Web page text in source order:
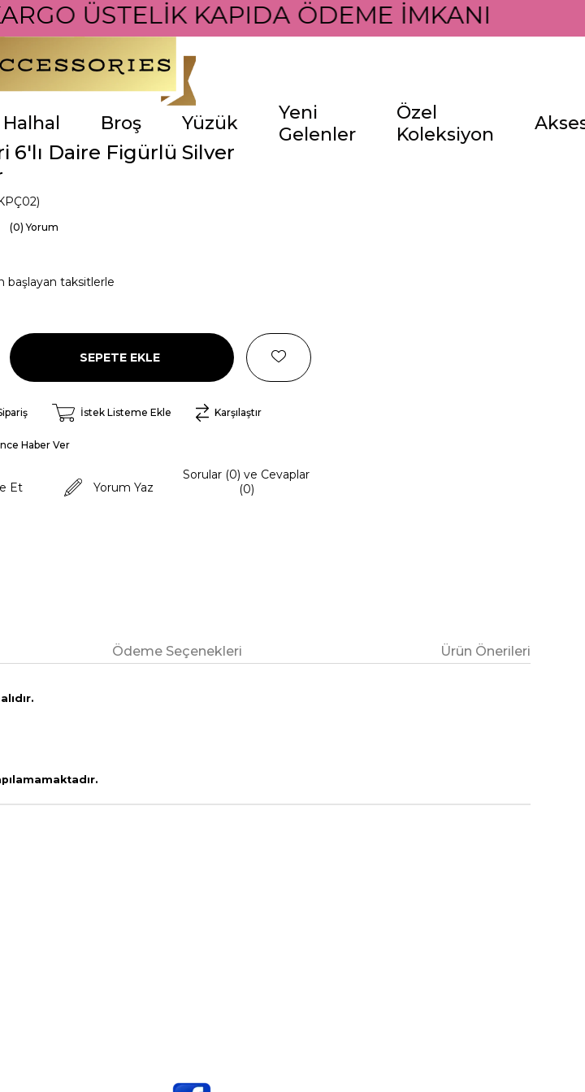
ÜSTELİK KAPIDA ÖDEME İMKANI İLE
Halhal Broş Yüzük
Yeni
Gelenler
Özel
Koleksiyon
6'lı Daire Figürlü Silver
(0)
başlayan taksitlerle
İstek Listeme Ekle Karşılaştır
Haber Ver
Et Yorum Yaz
Sorular (0) ve Cevaplar
(0)
Ödeme Seçenekleri Ürün Önerileri